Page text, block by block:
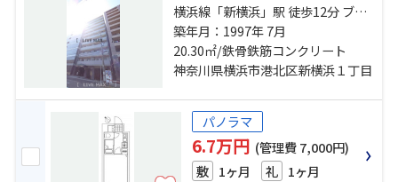
横浜線「新横浜」駅 徒歩12分 ブル
ーライン「岸根公園」駅 徒歩14分
横浜線「小机」駅 徒歩19分
築年月：1997年 7月
20.30㎡/鉄骨鉄筋コンクリート
神奈川県横浜市港北区新横浜１丁目
パノラマ
6.7万円 (管理費 7,000円)
敷 1ヶ月 礼 1ヶ月